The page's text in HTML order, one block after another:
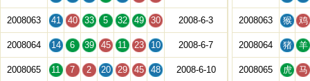
2008063 41 40 33 5 32 49 30 2008-6-3
2008064 14 6 39 45 11 23 10 2008-6-7
2008065 11 7 2 20 29 45 48 2008-6-10
2008063 猴 鸡
2008064 猪 羊
2008065 虎 马